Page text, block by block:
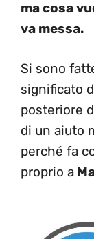
ma cosa
va messa.
Si sono
significato
posteriore
di un aiuto
perché fa
proprio a